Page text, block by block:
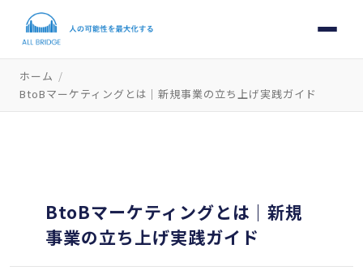
ホーム /
BtoBマーケティングとは｜新規事業の立ち上げ実践ガイド
BtoBマーケティングとは｜新規
事業の立ち上げ実践ガイド